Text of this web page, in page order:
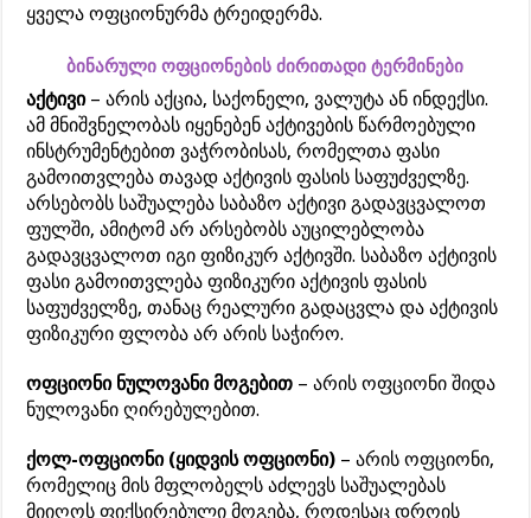
ყველა ოფციონურმა ტრეიდერმა.
ბინარული ოფციონების ძირითადი ტერმინები
აქტივი– არის აქცია, საქონელი, ვალუტა ან ინდექსი.
ამ მნიშვნელობას იყენებენ აქტივების წარმოებული
ინსტრუმენტებით ვაჭრობისას, რომელთა ფასი
გამოითვლება თავად აქტივის ფასის საფუძველზე.
არსებობს საშუალება საბაზო აქტივი გადავცვალოთ
ფულში, ამიტომ არ არსებობს აუცილებლობა
გადავცვალოთ იგი ფიზიკურ აქტივში. საბაზო აქტივის
ფასი გამოითვლება ფიზიკური აქტივის ფასის
საფუძველზე, თანაც რეალური გადაცვლა და აქტივის
ფიზიკური ფლობა არ არის საჭირო.
ოფციონი ნულოვანი მოგებით – არის ოფციონი შიდა
ნულოვანი ღირებულებით.
ქოლ-ოფციონი (ყიდვის ოფციონი) – არის ოფციონი,
რომელიც მის მფლობელს აძლევს საშუალებას
მიიღოს ფიქსირებული მოგება, როდესაც დროის